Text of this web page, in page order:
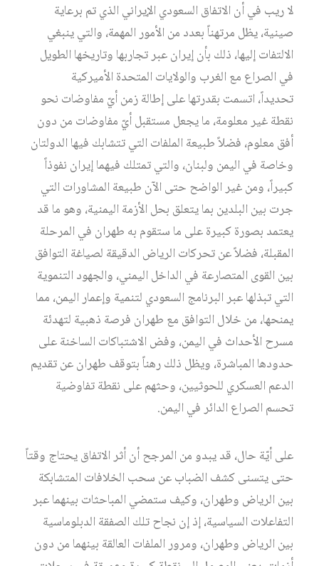
لا ريب في أن الاتفاق السعودي الإيراني الذي تم برعاية
صينية، يظل مرتهناً بعدد من الأمور المهمة، والتي ينبغي
الالتفات إليها، ذلك بأن إيران عبر تجاربها وتاريخها الطويل
في الصراع مع الغرب والولايات المتحدة الأميركية
تحديداً، اتسمت بقدرتها على إطالة زمن أيّ مفاوضات نحو
نقطة غير معلومة، ما يجعل مستقبل أيّ مفاوضات من دون
أفق معلوم، فضلاً طبيعة الملفات التي تتشابك فيها الدولتان
وخاصة في اليمن ولبنان، والتي تمتلك فيهما إيران نفوذاً
كبيراً، ومن غير الواضح حتى الآن طبيعة المشاورات التي
جرت بين البلدين بما يتعلق بحل الأزمة اليمنية، وهو ما قد
يعتمد بصورة كبيرة على ما ستقوم به طهران في المرحلة
المقبلة، فضلاً عن تحركات الرياض الدقيقة لصياغة التوافق
بين القوى المتصارعة في الداخل اليمني، والجهود التنموية
التي تبذلها عبر البرنامج السعودي لتنمية وإعمار اليمن، مما
يمنحها، من خلال التوافق مع طهران فرصة ذهبية لتهدئة
مسرح الأحداث في اليمن، وفض الاشتباكات الساخنة على
حدودها المباشرة، ويظل ذلك رهناً بتوقف طهران عن تقديم
الدعم العسكري للحوثيين، وحثهم على نقطة تفاوضية
تحسم الصراع الدائر في اليمن.
على أيّة حال، قد يبدو من المرجح أن أثر الاتفاق يحتاج وقتاً
حتى يتسنى كشف الضباب عن سحب الخلافات المتشابكة
بين الرياض وطهران، وكيف ستمضي المباحثات بينهما عبر
التفاعلات السياسية، إذ إن نجاح تلك الصفقة الدبلوماسية
بين الرياض وطهران، ومرور الملفات العالقة بينهما من دون